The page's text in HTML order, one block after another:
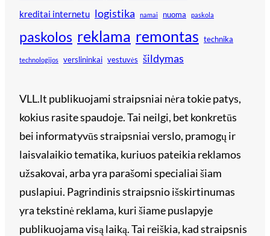
kreditai internetu logistika namai nuoma paskola
paskolos reklama remontas technika
technologijos verslininkai vestuvės šildymas
VLL.lt publikuojami straipsniai nėra tokie patys,
kokius rasite spaudoje. Tai neilgi, bet konkretūs
bei informatyvūs straipsniai verslo, pramogų ir
laisvalaikio tematika, kuriuos pateikia reklamos
užsakovai, arba yra parašomi specialiai šiam
puslapiui. Pagrindinis straipsnio išskirtinumas
yra tekstinė reklama, kuri šiame puslapyje
publikuojama visą laiką. Tai reiškia, kad straipsnis